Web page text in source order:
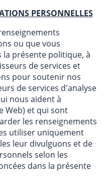
PERSONNELLES
ou que vous
présente politique, à
de services et
pour soutenir nos
de services d'analyse
nous aident à
Web) et qui sont
les renseignements
utiliser uniquement
leur divulguons et de
selon les
dans la présente